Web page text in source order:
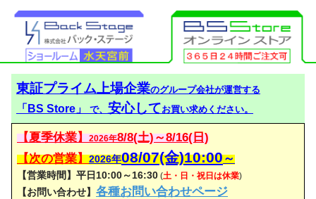
東証プライム上場企業のグループ会社が運営する
「BS Store」 で、 安心してお買い求めください。
【夏季休業】2026年8/8(土)～8/16(日)
【次の営業】2026年08/07(金)10:00～
【営業時間】平日10:00～16:30 (土・日・祝日は休業)
【お問い合わせ】 各種お問い合わせページ